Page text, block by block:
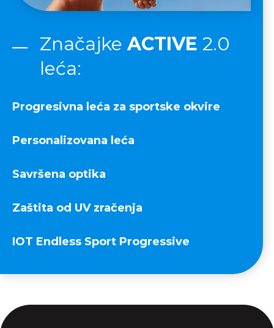
Značajke ACTIVE 2.0
leća:
Progresivna leća za sportske okvire
Personalizovana leća
Savršena optika
Zaštita od UV zračenja
IOT Endless Sport Progressive